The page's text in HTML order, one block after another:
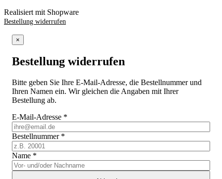
Realisiert mit Shopware
Bestellung widerrufen
×
Bestellung widerrufen
Bitte geben Sie Ihre E-Mail-Adresse, die Bestellnummer und
Ihren Namen ein. Wir gleichen die Angaben mit Ihrer
Bestellung ab.
E-Mail-Adresse *
Bestellnummer *
Name *